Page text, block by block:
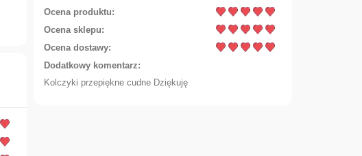
Ocena produktu:
Ocena sklepu:
Ocena dostawy:
Dodatkowy komentarz:
Kolczyki przepiękne cudne Dziękuję